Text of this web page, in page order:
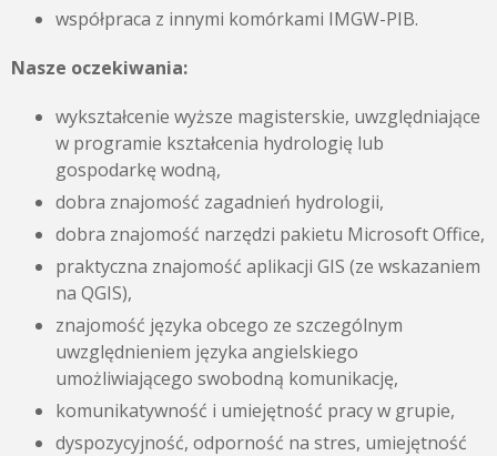
współpraca z innymi komórkami IMGW-PIB.
Nasze oczekiwania:
wykształcenie wyższe magisterskie, uwzględniające
w programie kształcenia hydrologię lub
gospodarkę wodną,
dobra znajomość zagadnień hydrologii,
dobra znajomość narzędzi pakietu Microsoft Office,
praktyczna znajomość aplikacji GIS (ze wskazaniem
na QGIS),
znajomość języka obcego ze szczególnym
uwzględnieniem języka angielskiego
umożliwiającego swobodną komunikację,
komunikatywność i umiejętność pracy w grupie,
dyspozycyjność, odporność na stres, umiejętność